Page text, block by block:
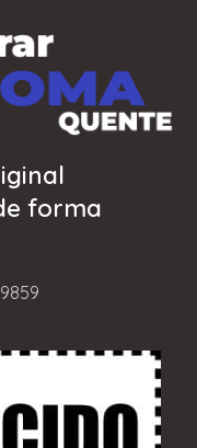
forma